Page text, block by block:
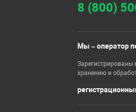
8 (800)
Мы – оператор
Зарегистрированы
хранению и